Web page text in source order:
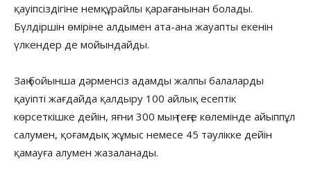
қауіпсіздігіне немқұрайлы қарағанынан болады.
Бүлдіршін өміріне алдымен ата-ана жауапты екенін
үлкендер де мойындайды.
Заң бойынша дәрменсіз адамды жалпы балаларды
қауіпті жағдайда қалдыру 100 айлық есептік
көрсеткішке дейін, яғни 300 мың теңге көлемінде айыппұл
салумен, қоғамдық жұмыс немесе 45 тәулікке дейін
қамауға алумен жазаланады.